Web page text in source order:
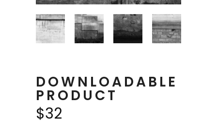
DOWNLOADABLE
PRODUCT
$32